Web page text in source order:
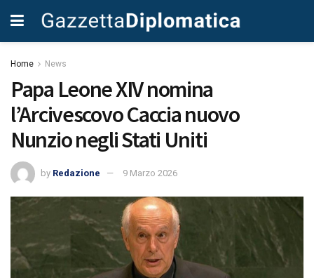
Home News
Papa Leone XIV nomina
l’Arcivescovo Caccia nuovo
Nunzio negli Stati Uniti
by Redazione 9 Marzo 2026